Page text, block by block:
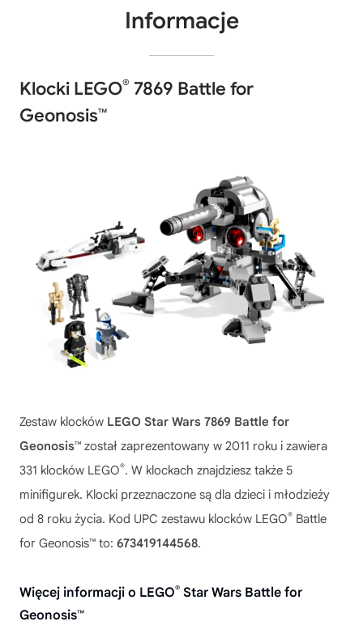
Informacje
Klocki LEGO® 7869 Battle for
Geonosis™
Zestaw klocków LEGO Star Wars 7869 Battle for
Geonosis™ został zaprezentowany w 2011 roku i zawiera
331 klocków LEGO®. W klockach znajdziesz także 5
minifigurek. Klocki przeznaczone są dla dzieci i młodzieży
od 8 roku życia. Kod UPC zestawu klocków LEGO® Battle
for Geonosis™ to: 673419144568.
Więcej informacji o LEGO® Star Wars Battle for
Geonosis™